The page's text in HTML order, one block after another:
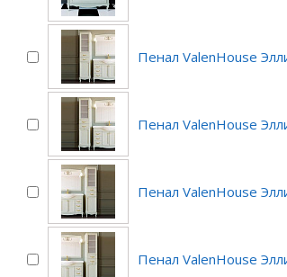
Пенал ValenHouse
Пенал ValenHouse
Пенал ValenHouse
Пенал ValenHouse